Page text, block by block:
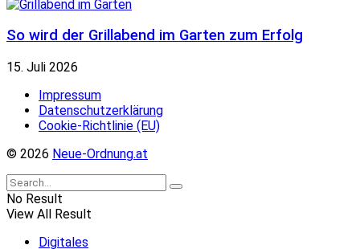
So wird der Grillabend im Garten zum Erfolg
15. Juli 2026
Impressum
Datenschutzerklärung
Cookie-Richtlinie (EU)
© 2026 Neue-Ordnung.at
No Result
View All Result
Digitales